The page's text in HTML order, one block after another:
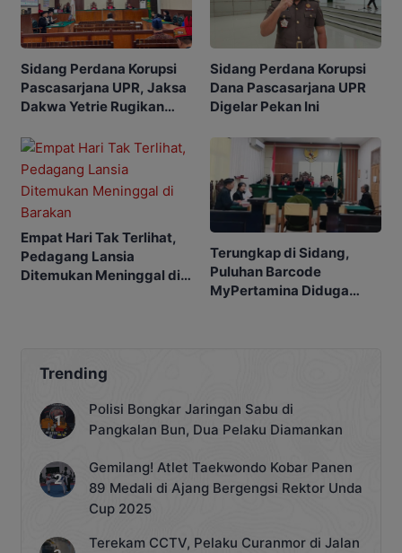
Sidang Perdana Korupsi
Pascasarjana UPR, Jaksa
Dakwa Yetrie Rugikan
Sidang Perdana Korupsi
Dana Pascasarjana UPR
Digelar Pekan Ini
Empat Hari Tak Terlihat,
Pedagang Lansia
Ditemukan Meninggal di
Terungkap di Sidang,
Puluhan Barcode
MyPertamina Diduga
Trending
Polisi Bongkar Jaringan Sabu di
Pangkalan Bun, Dua Pelaku Diamankan
Gemilang! Atlet Taekwondo Kobar Panen
89 Medali di Ajang Bergengsi Rektor Unda
Cup 2025
Terekam CCTV, Pelaku Curanmor di Jalan